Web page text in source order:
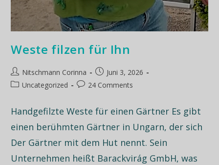
Weste filzen für Ihn
Nitschmann Corinna
Juni 3, 2026
Uncategorized
24 Comments
Handgefilzte Weste für einen Gärtner Es gibt
einen berühmten Gärtner in Ungarn, der sich
Der Gärtner mit dem Hut nennt. Sein
Unternehmen heißt Barackvirág GmbH, was